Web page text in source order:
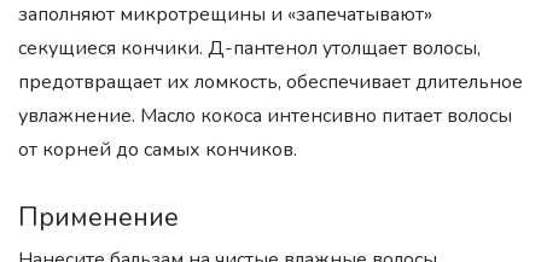
заполняют микротрещины и «запечатывают»
секущиеся кончики. Д-пантенол утолщает волосы,
предотвращает их ломкость, обеспечивает длительное
увлажнение. Масло кокоса интенсивно питает волосы
от корней до самых кончиков.
Применение